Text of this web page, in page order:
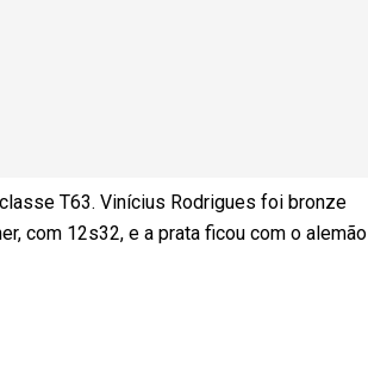
T63. Vinícius Rodrigues foi bronze
com 12s32, e a prata ficou com o alemão